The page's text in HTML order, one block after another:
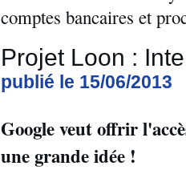
comptes bancaires et
Projet Loon :
publié le 15/06/2013
Google veut offrir
une grande idée !